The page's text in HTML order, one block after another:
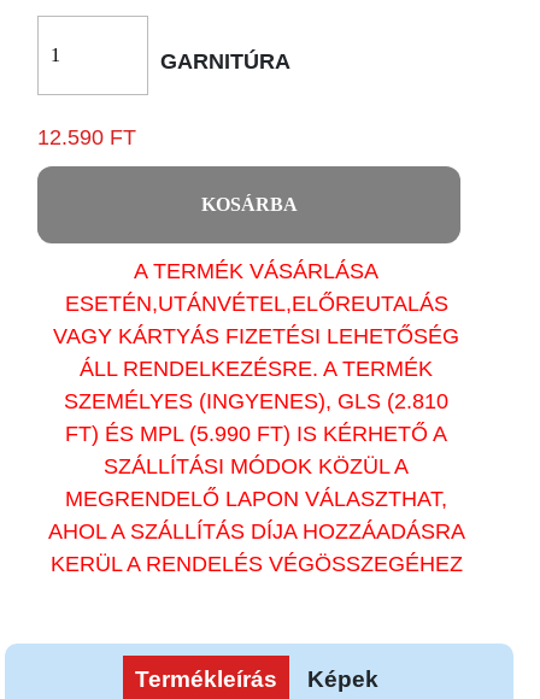
GARNITÚRA
12.590 FT
KOSÁRBA
A TERMÉK VÁSÁRLÁSA
ESETÉN,UTÁNVÉTEL,ELŐREUTALÁS
VAGY KÁRTYÁS FIZETÉSI LEHETŐSÉG
ÁLL RENDELKEZÉSRE. A TERMÉK
SZEMÉLYES (INGYENES), GLS (2.810
FT) ÉS MPL (5.990 FT) IS KÉRHETŐ A
SZÁLLÍTÁSI MÓDOK KÖZÜL A
MEGRENDELŐ LAPON VÁLASZTHAT,
AHOL A SZÁLLÍTÁS DÍJA HOZZÁADÁSRA
KERÜL A RENDELÉS VÉGÖSSZEGÉHEZ
Termékleírás
Képek